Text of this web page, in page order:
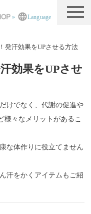
» Language
発汗効果をUPさせる方法
効果をUPさせ
けでなく、代謝の促進や
様々なメリットがあるこ
な体作りに役立てません
汗をかくアイテムもご紹